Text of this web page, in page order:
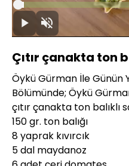
DuraklatSesi
Aç
Yüklendi:
2.64%
Çıtır çanakta ton
Öykü Gürman İle Günün
Bölümünde; Öykü
çıtır çanakta ton balıklı
150 gr. ton balığı
8 yaprak kıvırcık
5 dal maydanoz